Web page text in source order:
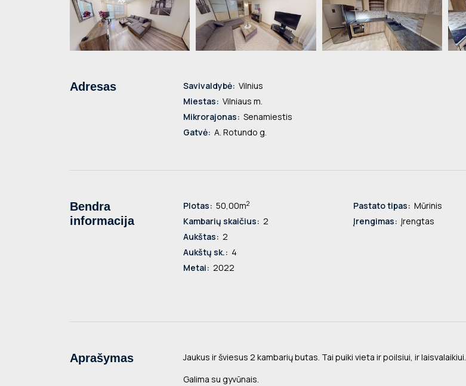
Adresas Savivaldybė: Vilnius
Miestas: Vilniaus m.
Mikrorajonas: Senamiestis
Gatvė: A. Rotundo g.
Bendra
informacija
Plotas: 50,00m2
Kambarių skaičius: 2
Aukštas: 2
Aukštų sk.: 4
Metai: 2022
Pastato tipas: Mūrinis
Įrengimas: Įrengtas
Aprašymas
Jaukus ir šviesus 2 kambarių butas. Tai puiki vieta ir poilsiui, ir laisvalaikiui.
Galima su gyvūnais.